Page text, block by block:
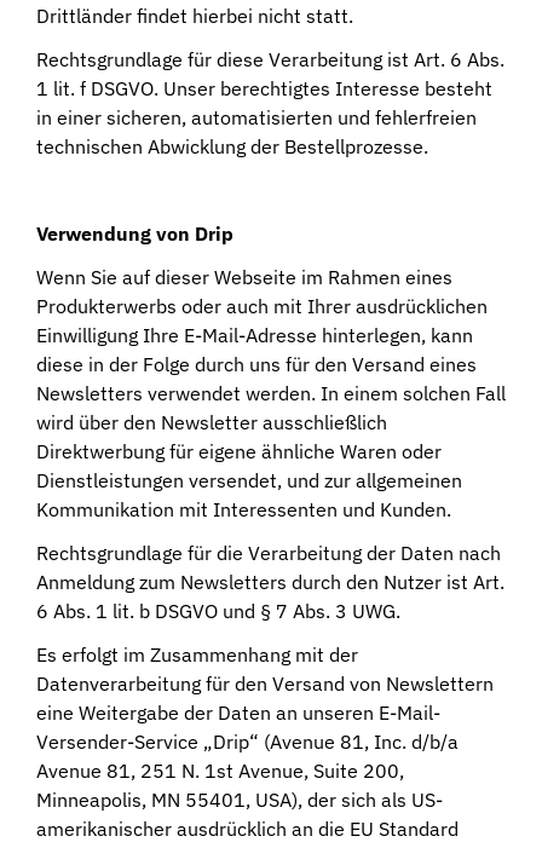
Drittländer findet hierbei nicht statt.
Rechtsgrundlage für diese Verarbeitung ist Art. 6 Abs.
1 lit. f DSGVO. Unser berechtigtes Interesse besteht
in einer sicheren, automatisierten und fehlerfreien
technischen Abwicklung der Bestellprozesse.
Verwendung von Drip
Wenn Sie auf dieser Webseite im Rahmen eines
Produkterwerbs oder auch mit Ihrer ausdrücklichen
Einwilligung Ihre E-Mail-Adresse hinterlegen, kann
diese in der Folge durch uns für den Versand eines
Newsletters verwendet werden. In einem solchen Fall
wird über den Newsletter ausschließlich
Direktwerbung für eigene ähnliche Waren oder
Dienstleistungen versendet, und zur allgemeinen
Kommunikation mit Interessenten und Kunden.
Rechtsgrundlage für die Verarbeitung der Daten nach
Anmeldung zum Newsletters durch den Nutzer ist Art.
6 Abs. 1 lit. b DSGVO und § 7 Abs. 3 UWG.
Es erfolgt im Zusammenhang mit der
Datenverarbeitung für den Versand von Newslettern
eine Weitergabe der Daten an unseren E-Mail-
Versender-Service „Drip“ (Avenue 81, Inc. d/b/a
Avenue 81, 251 N. 1st Avenue, Suite 200,
Minneapolis, MN 55401, USA), der sich als US-
amerikanischer ausdrücklich an die EU Standard